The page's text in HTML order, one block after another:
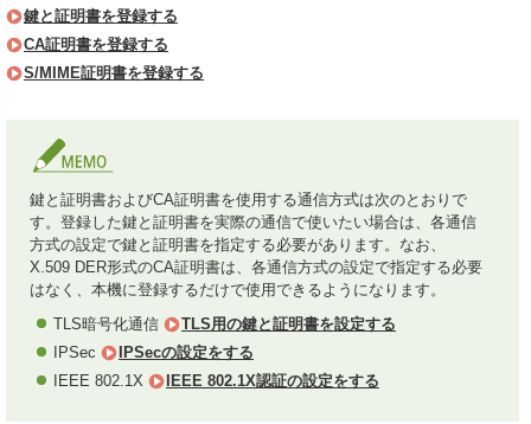
鍵と証明書を登録する
CA証明書を登録する
S/MIME証明書を登録する
鍵と証明書およびCA証明書を使用する通信方式は次のとおりで
す。登録した鍵と証明書を実際の通信で使いたい場合は、各通信
方式の設定で鍵と証明書を指定する必要があります。なお、
X.509 DER形式のCA証明書は、各通信方式の設定で指定する必要
はなく、本機に登録するだけで使用できるようになります。
TLS暗号化通信
TLS用の鍵と証明書を設定する
IPSec
IPSecの設定をする
IEEE 802.1X
IEEE 802.1X認証の設定をする